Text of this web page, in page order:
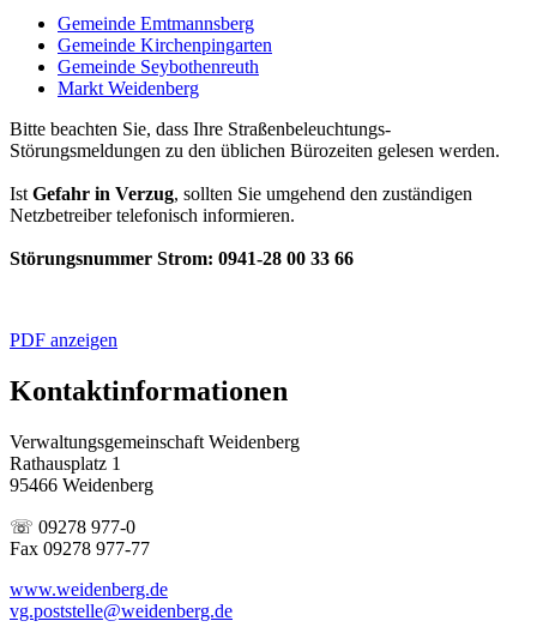
Gemeinde Emtmannsberg
Gemeinde Kirchenpingarten
Gemeinde Seybothenreuth
Markt Weidenberg
Bitte beachten Sie, dass Ihre Straßenbeleuchtungs-
Störungsmeldungen zu den üblichen Bürozeiten gelesen werden.
IstGefahr in Verzug, sollten Sie umgehend den zuständigen
Netzbetreiber telefonisch informieren.
Störungsnummer Strom: 0941-28 00 33 66
PDF anzeigen
Kontaktinformationen
Verwaltungsgemeinschaft Weidenberg
Rathausplatz 1
95466 Weidenberg
☏ 09278 977-0
Fax 09278 977-77
www.weidenberg.de
vg.poststelle@weidenberg.de